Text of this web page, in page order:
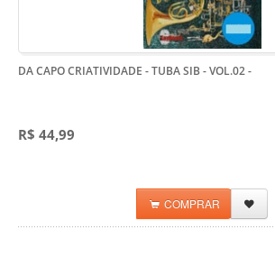
DA CAPO CRIATIVIDADE - TUBA SIB - VOL.02-
R$ 44,99
COMPRAR